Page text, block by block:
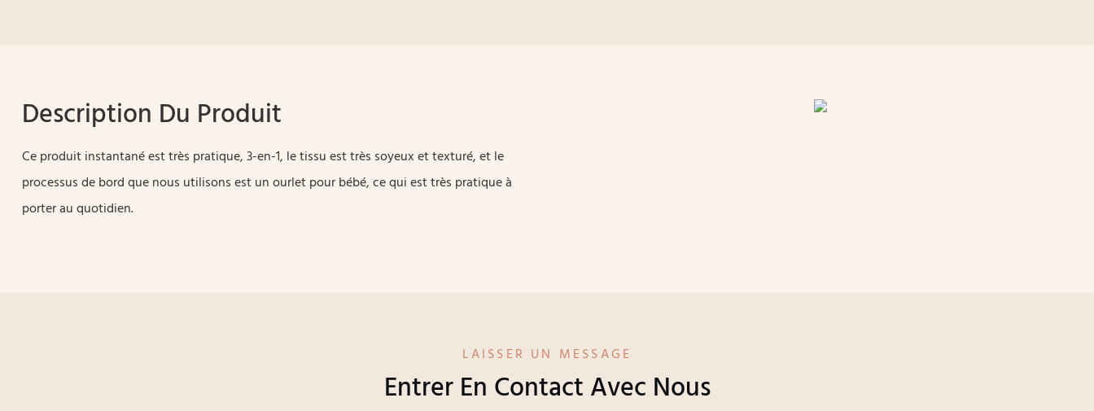
Description Du Produit
Ce produit instantané est très pratique, 3-en-1, le tissu est très soyeux et texturé, et le
processus de bord que nous utilisons est un ourlet pour bébé, ce qui est très pratique à
porter au quotidien.
LAISSER UN MESSAGE
Entrer En Contact Avec Nous